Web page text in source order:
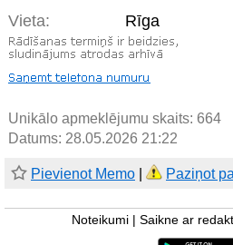
Vieta: Rīga
Unikālo apmeklējumu skaits: 664
Datums: 28.05.2026 21:22
Pievienot Memo Paziņot
Noteikumi Saikne ar